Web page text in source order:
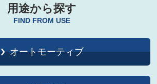
用途から探す
FIND FROM USE
オートモーティブ